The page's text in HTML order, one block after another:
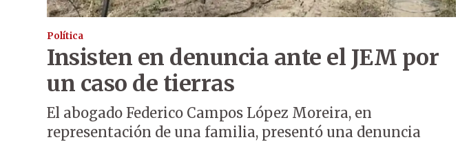
Política
Insisten en denuncia ante el JEM por
un caso de tierras
El abogado Federico Campos López Moreira, en
representación de una familia, presentó una denuncia